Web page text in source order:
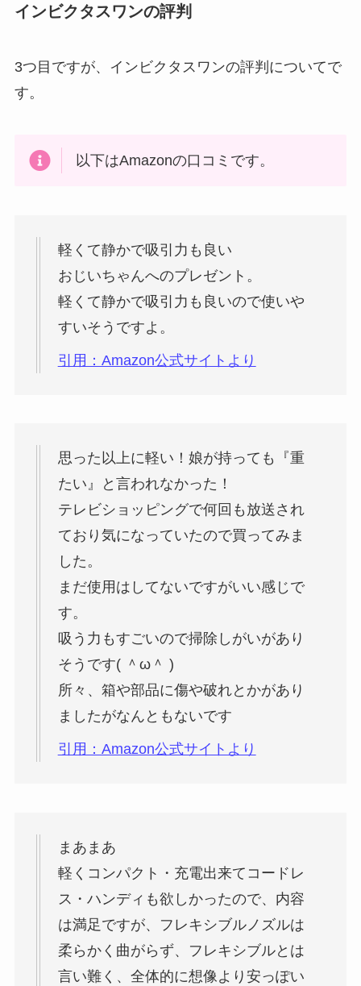
インビクタスワンの評判
3つ目ですが、インビクタスワンの評判についてで
す。
以下はAmazonの口コミです。
軽くて静かで吸引力も良い
おじいちゃんへのプレゼント。
軽くて静かで吸引力も良いので使いや
すいそうですよ。
引用：Amazon公式サイトより
思った以上に軽い！娘が持っても『重
たい』と言われなかった！
テレビショッピングで何回も放送され
ており気になっていたので買ってみま
した。
まだ使用はしてないですがいい感じで
す。
吸う力もすごいので掃除しがいがあり
そうです( ＾ω＾ )
所々、箱や部品に傷や破れとかがあり
ましたがなんともないです
引用：Amazon公式サイトより
まあまあ
軽くコンパクト・充電出来てコードレ
ス・ハンディも欲しかったので、内容
は満足ですが、フレキシブルノズルは
柔らかく曲がらず、フレキシブルとは
言い難く、全体的に想像より安っぽい